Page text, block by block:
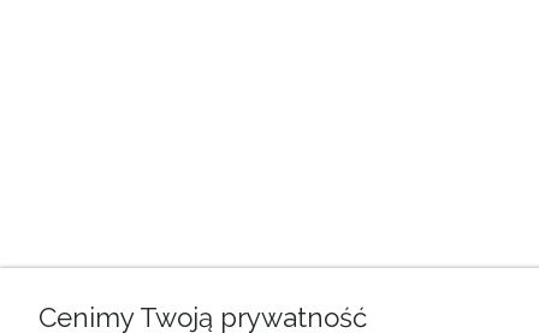
Cenimy Twoją prywatność